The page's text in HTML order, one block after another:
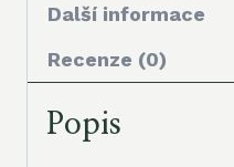
Další informace
Recenze (0)
Popis